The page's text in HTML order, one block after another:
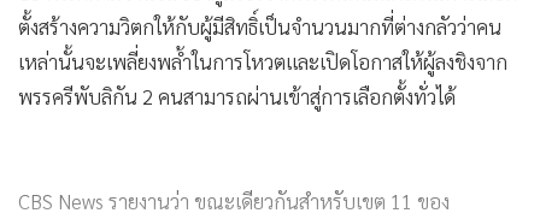
ทำงาน”
ผลคะแนนเลือกตั้งเบื้องต้นระหว่างที่ยังคงมีการนับคะแนนต่อไป
สตีฟ ฮิลตัน (GOP) 1,381,735 คะแนน หรือ 27.8%